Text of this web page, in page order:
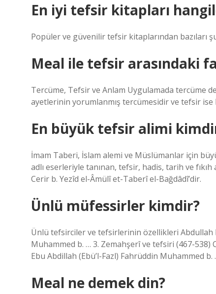
En iyi tefsir kitapları
Popüler ve güvenilir tefsir kitaplarından bazıları
Meal ile tefsir arasındaki
Tercüme, Tefsir ve Anlam Uygulamada tercüme
ayetlerinin yorumlanmış tercümesidir ve tefsir ise
En büyük tefsir alimi
İmam Taberi, İslam alemi ve Müslümanlar için
adlı eserleriyle tanınan, tefsir, hadis, tarih ve
Cerir b. Yezîd el-Âmülî et-Taberî el-Bağdâdî’dir.
Ünlü müfessirler kimdir?
Ünlü tefsirciler ve tefsirlerinin özellikleri Abdullah
Muhammed b. … 3. Zemahşerî ve tefsiri (467-
Ebu Abdillah (Ebü’l-Fazl) Fahrüddin Muhammed
Meal ne demek din?